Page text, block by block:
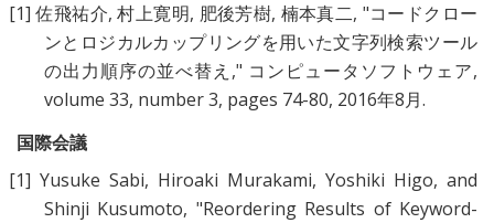
[1] 佐飛祐介,村上寛明, 肥後芳樹, 楠本真二, "コードクロー
ンとロジカルカップリングを用いた文字列検索ツール
の出力順序の並べ替え ," コンピュータソフトウェア,
volume 33, number 3, pages 74-80, 2016年8月.
国際会議
[1] Yusuke Sabi, Hiroaki Murakami, Yoshiki Higo, and
Shinji Kusumoto, "Reordering Results of Keyword-